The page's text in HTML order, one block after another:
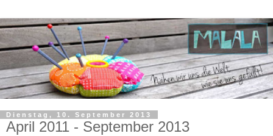
Dienstag, 10. September 2013
April 2011 - September 2013